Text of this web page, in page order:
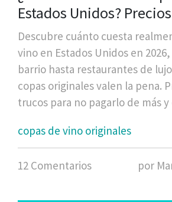
Estados Unidos?
bares, restaurantes y
Descubre cuánto cuesta
vino en Estados Unidos en
barrio hasta restaurantes de
copas originales valen la pena.
trucos para no pagarlo de más y
copas de vino originales
12 Comentarios por